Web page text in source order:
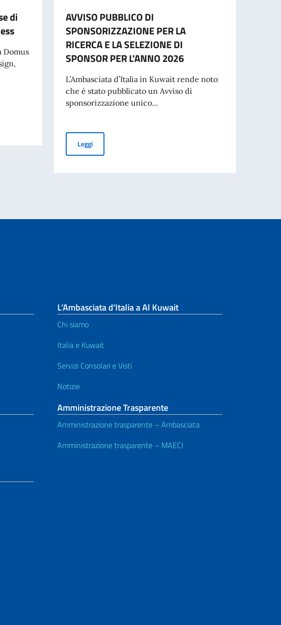
di
Domus
in Design, Moda e Business
AVVISO PUBBLICO DI
SPONSORIZZAZIONE PER LA
RICERCA E LA SELEZIONE DI
SPONSOR PER L'ANNO 2026
L’Ambasciata d’Italia in Kuwait rende noto
che è stato pubblicato un Avviso di
sponsorizzazione unico...
LeggiAVVISO PUBBLICO DI SPONSORIZZAZIONE PER LA RICERCA E
L’Ambasciata d’Italia a Al Kuwait
Chi siamo
Italia e Kuwait
Servizi Consolari e Visti
Notizie
Amministrazione Trasparente
Amministrazione trasparente – Ambasciata
Amministrazione trasparente – MAECI